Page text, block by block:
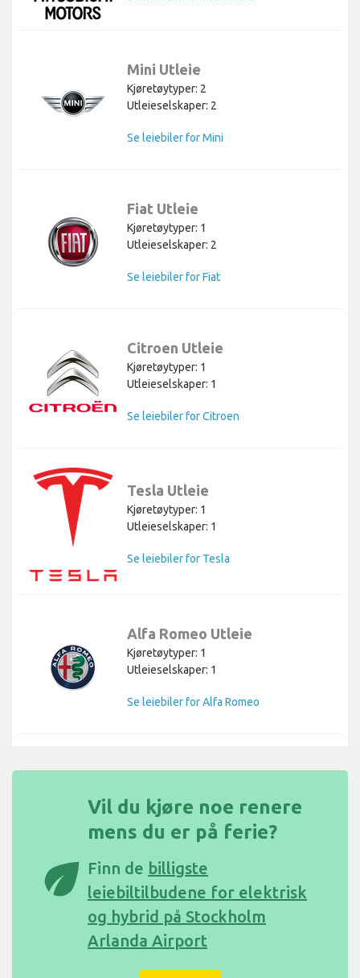
Mini Utleie
Kjøretøytyper: 2
Utleieselskaper: 2
Se leiebiler for Mini
Fiat Utleie
Kjøretøytyper: 1
Utleieselskaper: 2
Se leiebiler for Fiat
Citroen Utleie
Kjøretøytyper: 1
Utleieselskaper: 1
Se leiebiler for Citroen
Tesla Utleie
Kjøretøytyper: 1
Utleieselskaper: 1
Se leiebiler for Tesla
Alfa Romeo Utleie
Kjøretøytyper: 1
Utleieselskaper: 1
Se leiebiler for Alfa Romeo
eco
Vil du kjøre noe renere
mens du er på ferie?
Finn de billigste
leiebiltilbudene for elektrisk
og hybrid på Stockholm
Arlanda Airport